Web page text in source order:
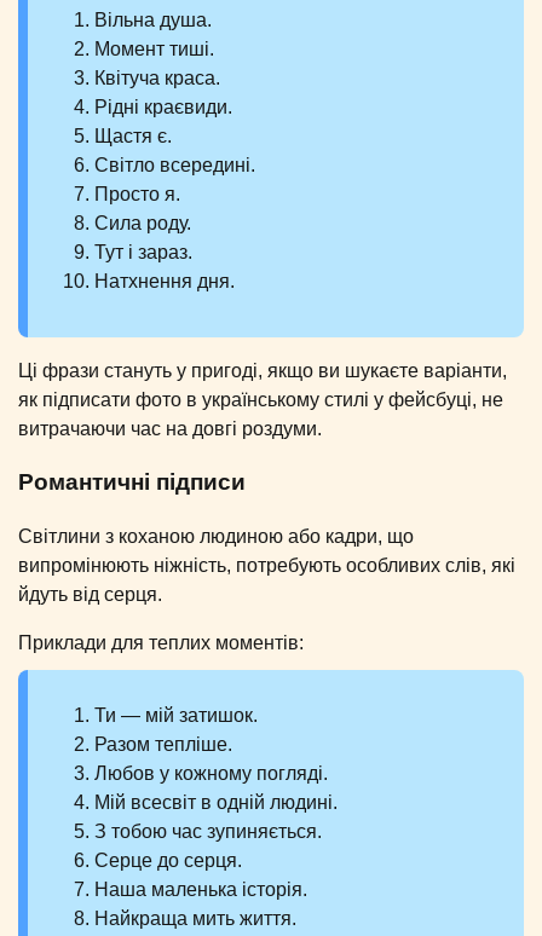
Вільна душа.
Момент тиші.
Квітуча краса.
Рідні краєвиди.
Щастя є.
Світло всередині.
Просто я.
Сила роду.
Тут і зараз.
Натхнення дня.
Ці фрази стануть у пригоді, якщо ви шукаєте варіанти,
як підписати фото в українському стилі у фейсбуці, не
витрачаючи час на довгі роздуми.
Романтичні підписи
Світлини з коханою людиною або кадри, що
випромінюють ніжність, потребують особливих слів, які
йдуть від серця.
Приклади для теплих моментів:
Ти — мій затишок.
Разом тепліше.
Любов у кожному погляді.
Мій всесвіт в одній людині.
З тобою час зупиняється.
Серце до серця.
Наша маленька історія.
Найкраща мить життя.